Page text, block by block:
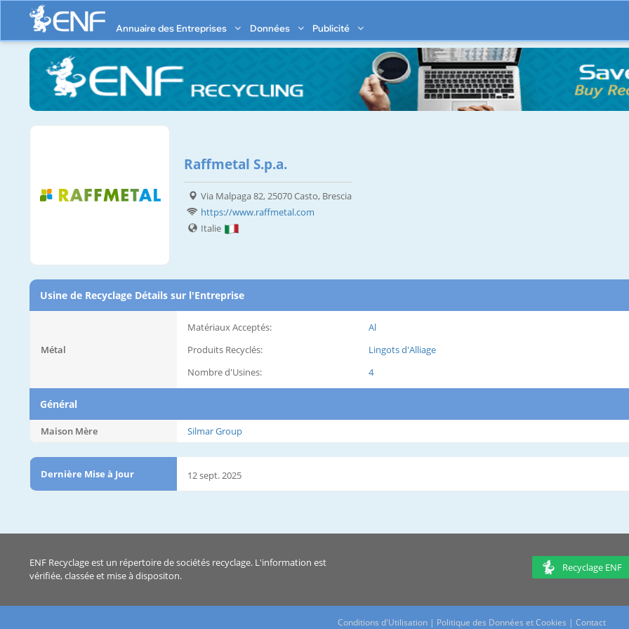
Annuaire des Entreprises Données Publicité
Raffmetal S.p.a.
Via Malpaga 82, 25070 Casto, Brescia
https://www.raffmetal.com
Italie
Usine de Recyclage Détails sur l'Entreprise
Métal
Matériaux Acceptés:
Al
Produits Recyclés:
Lingots d'Alliage
Nombre d'Usines:
4
Général
Maison Mère Silmar Group
Dernière Mise à Jour 12 sept. 2025
ENF Recyclage est un répertoire de sociétés recyclage. L'information est
vérifiée, classée et mise à dispositon.
Recyclage ENF
Conditions d'Utilisation | Politique des Données et Cookies | Contact